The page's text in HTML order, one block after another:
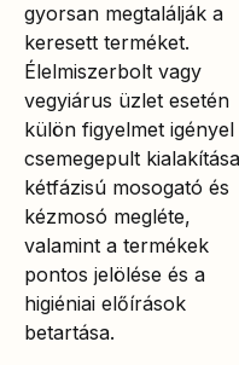
gyorsan megtalálják a
keresett terméket.
Élelmiszerbolt vagy
vegyiárus üzlet esetén
külön figyelmet igényel
csemegepult
kétfázisú mosogató és
kézmosó megléte,
valamint a termékek
pontos jelölése és a
higiéniai előírások
betartása.